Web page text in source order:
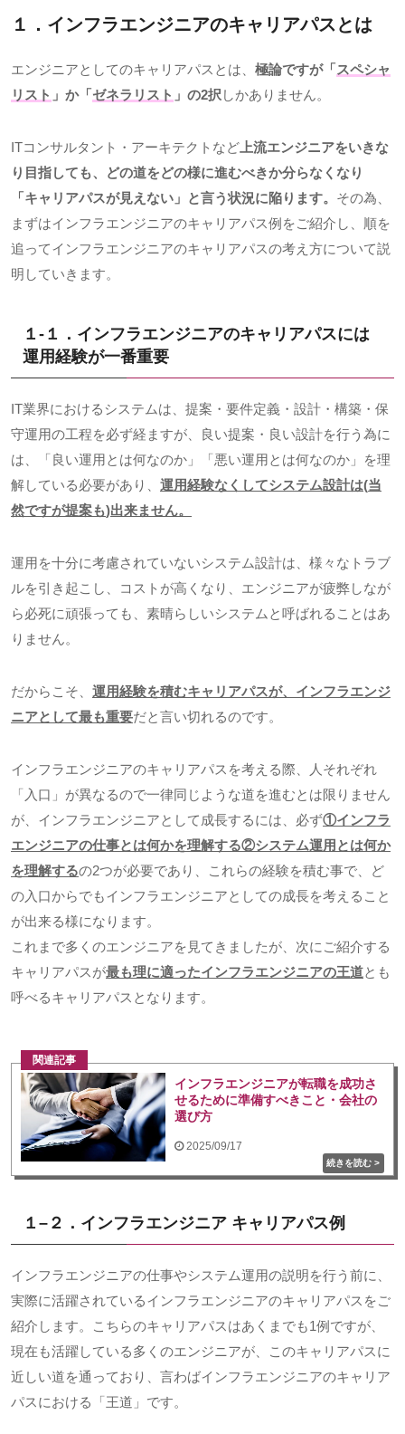
１．インフラエンジニアのキャリアパスとは
エンジニアとしてのキャリアパスとは、 極論ですが「 スペシャ
リスト 」か「 ゼネラリスト 」の2択しかありません。
ITコンサルタント・アーキテクトなど上流エンジニアをいきな
り目指しても、どの道をどの様に進むべきか分らなくなり
「キャリアパスが見えない」と言う状況に陥ります。 その為、
まずはインフラエンジニアのキャリアパス例をご紹介し、順を
追ってインフラエンジニアのキャリアパスの考え方について説
明していきます。
１-１．インフラエンジニアのキャリアパスには
運用経験が一番重要
IT業界におけるシステムは、提案・要件定義・設計・構築・保
守運用の工程を必ず経ますが、良い提案・良い設計を行う為に
は、「良い運用とは何なのか」「悪い運用とは何なのか」を理
解している必要があり、 運用経験なくしてシステム設計は(当
然ですが提案も)出来ません。
運用を十分に考慮されていないシステム設計は、様々なトラブ
ルを引き起こし、コストが高くなり、エンジニアが疲弊しなが
ら必死に頑張っても、素晴らしいシステムと呼ばれることはあ
りません。
だからこそ、 運用経験を積むキャリアパスが、インフラエンジ
ニアとして最も重要だと言い切れるのです。
インフラエンジニアのキャリアパスを考える際、人それぞれ
「入口」が異なるので一律同じような道を進むとは限りません
が、インフラエンジニアとして成長するには、必ず①インフラ
エンジニアの仕事とは何かを理解する②システム運用とは何か
を理解するの2つが必要であり、これらの経験を積む事で、ど
の入口からでもインフラエンジニアとしての成長を考えること
が出来る様になります。
これまで多くのエンジニアを見てきましたが、次にご紹介する
キャリアパスが最も理に適ったインフラエンジニアの王道とも
呼べるキャリアパスとなります。
関連記事
インフラエンジニアが転職を成功さ
せるために準備すべきこと・会社の
選び方
2025/09/17
１ – ２．インフラエンジニア キャリアパス例
インフラエンジニアの仕事やシステム運用の説明を行う前に、
実際に活躍されているインフラエンジニアのキャリアパスをご
紹介します。こちらのキャリアパスはあくまでも1例ですが、
現在も活躍している多くのエンジニアが、このキャリアパスに
近しい道を通っており、言わばインフラエンジニアのキャリア
パスにおける「王道」です。